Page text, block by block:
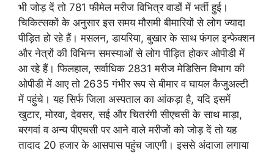
भी जोड़ दें तो 781 फीमेल मरीज विभित्र वाडों में भर्ती हुई।
चिकित्सकों के अनुसार इस समय मौसमी बीमारियों से लोग ज्यादा
पीड़ित हो रहे हैं। मसलन, डायरिया, बुखार के साथ फंगल इन्फेक्शन
और नेत्रों की विभिन्न समस्याओं से लोग पीड़ित होकर ओपीडी में
आ रहे हैं। फिलहाल, सर्वाधिक 2831 मरीज मेडिसिन विभाग की
ओपीडी में आए तो 2635 गंभीर रूप से बीमार व घायल कैजुअल्टी
में पहुंचे। यह सिर्फ जिला अस्पताल का आंकड़ा है, यदि इसमें
खुटार, मोरवा, देवसर, सई और चितरंगी सीएचसी के साथ माड़ा,
बरगवां व अन्य पीएचसी पर आने वाले मरीजों को जोड़ दें तो यह
तादाद 20 हजार के आसपास पहुंच जाएगी। इससे अंदाजा लगाया